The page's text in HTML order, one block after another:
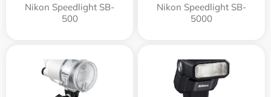
Nikon Speedlight SB-
500
Nikon Speedlight SB-
5000